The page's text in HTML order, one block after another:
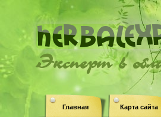
Эксперт в
Главная Карта сайта